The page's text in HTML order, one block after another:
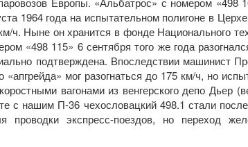
1964 года на испытательном полигоне в
ч. Ныне он хранится в фонде Национального
«498 115» 6 сентября того же года
подтверждена. Впоследствии машинист
мог разогнаться до 175 км/ч, но
вагонами из венгерского депо Дьер
с нашим П-36 чехословацкий 498.1 стали
экспресс-поездов, но переход